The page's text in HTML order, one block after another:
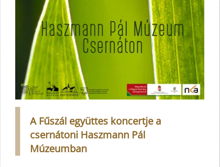
A Fűszál együttes koncertje a
csernátoni Haszmann Pál
Múzeumban